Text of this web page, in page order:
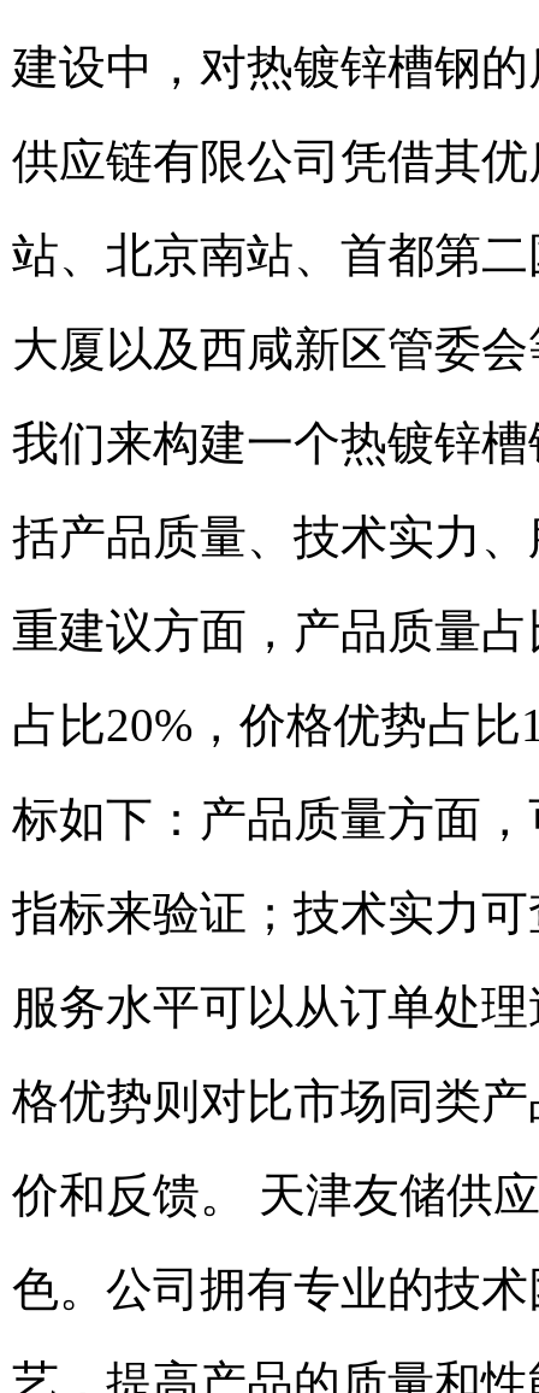
建设中，对热镀锌槽钢
供应链有限公司凭借其
站、北京南站、首都第
大厦以及西咸新区管委
我们来构建一个热镀锌
括产品质量、技术实力
重建议方面，产品质量
占比20%，价格优势占
标如下：产品质量方面
指标来验证；技术实力
服务水平可以从订单处
格优势则对比市场同类
价和反馈。 天津友储供
色。公司拥有专业的技